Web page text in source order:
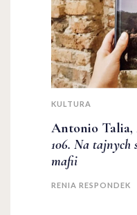
KULTURA
Antonio Talia,
106. Na tajnych
mafii
RENIA RESPONDEK